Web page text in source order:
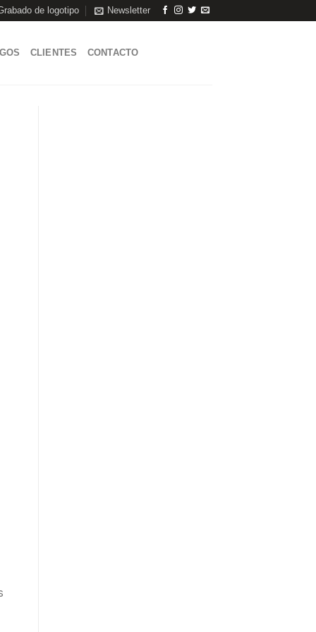
de logotipo Newsletter
CLIENTES CONTACTO